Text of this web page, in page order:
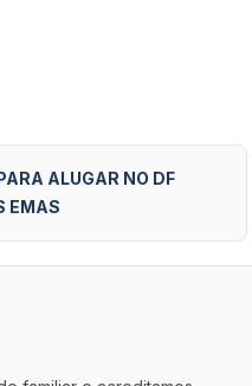
ALUGAR NO DF
EMAS